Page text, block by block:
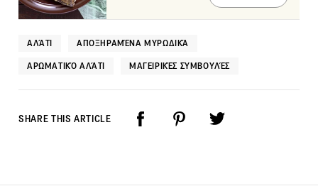
ΑΛΆΤΙ ΑΠΟΞΗΡΑΜΈΝΑ ΜΥΡΩΔΙΚΆ
ΑΡΩΜΑΤΙΚΌ ΑΛΆΤΙ ΜΑΓΕΙΡΙΚΈΣ ΣΥΜΒΟΥΛΈΣ
SHARE THIS ARTICLE